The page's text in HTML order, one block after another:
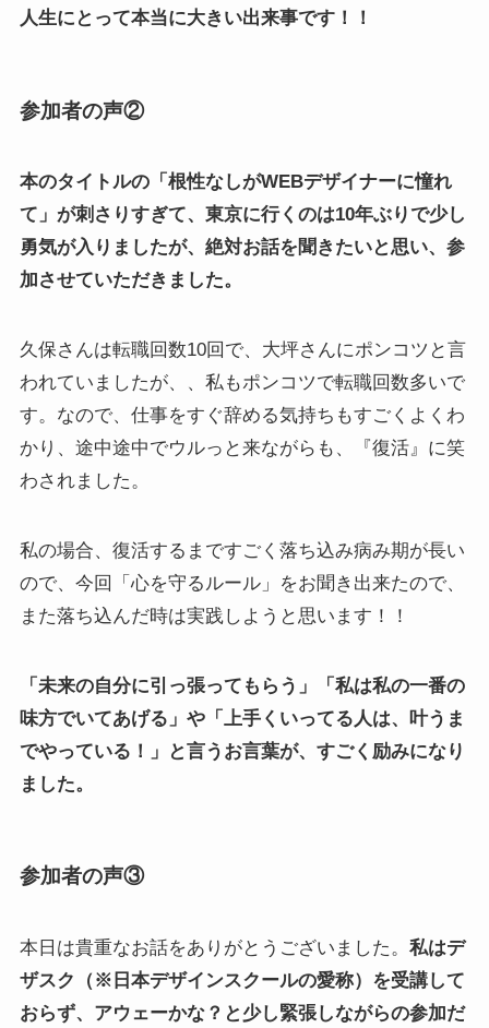
人生にとって本当に大きい出来事です！！
参加者の声②
本のタイトルの「根性なしがWEBデザイナーに憧れ
て」が刺さりすぎて、東京に行くのは10年ぶりで少し
勇気が入りましたが、絶対お話を聞きたいと思い、参
加させていただきました。
久保さんは転職回数10回で、大坪さんにポンコツと言
われていましたが、、私もポンコツで転職回数多いで
す。なので、仕事をすぐ辞める気持ちもすごくよくわ
かり、途中途中でウルっと来ながらも、『復活』に笑
わされました。
私の場合、復活するまですごく落ち込み病み期が長い
ので、今回「心を守るルール」をお聞き出来たので、
また落ち込んだ時は実践しようと思います！！
「未来の自分に引っ張ってもらう」「私は私の一番の
味方でいてあげる」や「上手くいってる人は、叶うま
でやっている！」と言うお言葉が、すごく励みになり
ました。
参加者の声③
本日は貴重なお話をありがとうございました。 私はデ
ザスク（※日本デザインスクールの愛称）を受講して
おらず、アウェーかな？と少し緊張しながらの参加だ